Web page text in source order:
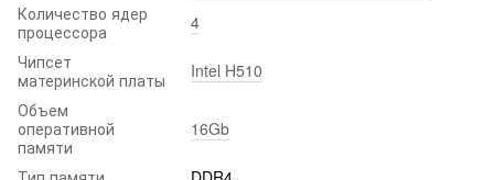
Количество ядер
процессора
4
Чипсет
материнской платы
Intel H510
Объем
оперативной
памяти
16Gb